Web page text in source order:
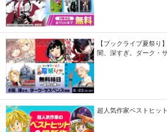
【ブックライブ夏祭り
闇、深すぎ。ダーク・
超人気作家ベストヒッ